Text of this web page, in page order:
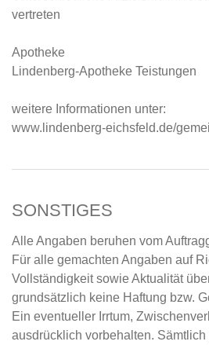
vertreten
Apotheke
Lindenberg-Apotheke Teistungen
weitere Informationen unter:
www.lindenberg-eichsfeld.de/
SONSTIGES
Alle Angaben beruhen vom
Für alle gemachten Angaben auf
Vollständigkeit sowie Aktualität
grundsätzlich keine Haftung bzw.
Ein eventueller Irrtum,
ausdrücklich vorbehalten.